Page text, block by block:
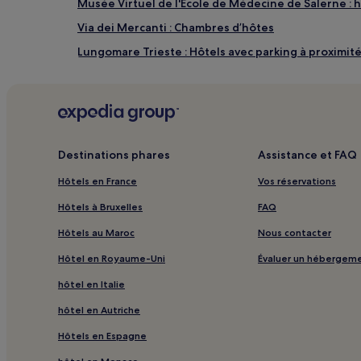
Musée Virtuel de l'École de Médecine de Salerne :
Via dei Mercanti : Chambres d’hôtes
Lungomare Trieste : Hôtels avec parking à proximité
Lungomare Trieste : Hôtels familiaux à proximité
Complexe San Pietro in Corte : hôtels à proximité
Bâtiment historique Forte La Carnale : hôtels à
Cathédrale de Salerne : hôtels à proximité
Villa Comunale di Salerno : hôtels à proximité
Destinations phares
Hôtels en France
Hôtels à Bruxelles
Hôtels au Maroc
Hôtel en Royaume-Uni
hôtel en Italie
hôtel en Autriche
Hôtels en Espagne
Assistance et FAQ
Vos réservations
FAQ
Nous contacter
Évaluer un